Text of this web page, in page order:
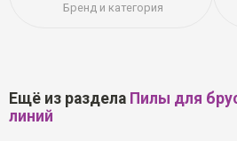
Бренд и категория
Ещё из раздела Пилы для
линий